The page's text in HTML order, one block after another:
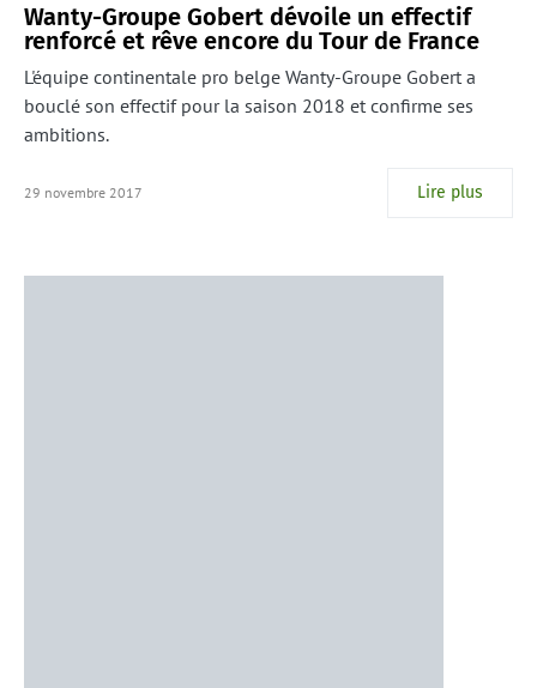
Wanty-Groupe Gobert dévoile un effectif
renforcé et rêve encore du Tour de France
L'équipe continentale pro belge Wanty-Groupe Gobert a
bouclé son effectif pour la saison 2018 et confirme ses
ambitions.
29 novembre 2017 Lire plus